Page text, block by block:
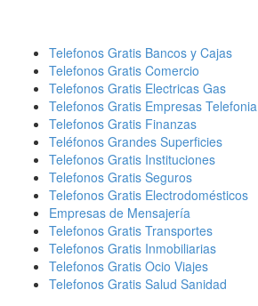
Telefonos Gratis Bancos y Cajas
Telefonos Gratis Comercio
Telefonos Gratis Electricas Gas
Telefonos Gratis Empresas Telefonia
Telefonos Gratis Finanzas
Teléfonos Grandes Superficies
Telefonos Gratis Instituciones
Telefonos Gratis Seguros
Telefonos Gratis Electrodomésticos
Empresas de Mensajería
Telefonos Gratis Transportes
Telefonos Gratis Inmobiliarias
Telefonos Gratis Ocio Viajes
Telefonos Gratis Salud Sanidad